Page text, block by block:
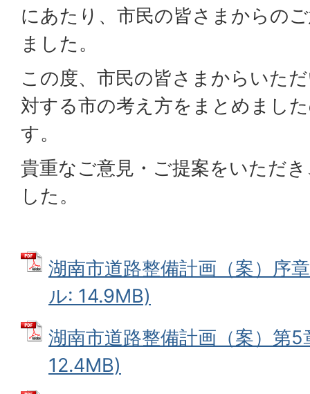
にあたり、市民の皆さまからの
ました。
この度、市民の皆さまからいた
対する市の考え方をまとめまし
す。
貴重なご意見・ご提案をいただ
した。
湖南市道路整備計画（案）序
ル: 14.9MB)
湖南市道路整備計画（案）第
12.4MB)